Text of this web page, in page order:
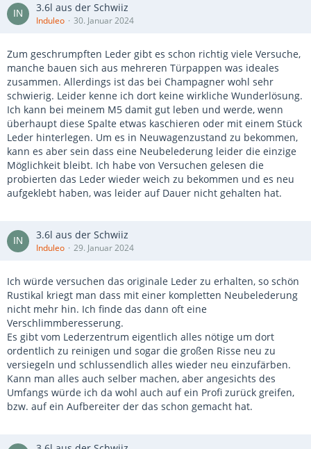
3.6l aus der Schwiiz
Induleo 30. Januar 2024
Zum geschrumpften Leder gibt es schon richtig viele Versuche,
manche bauen sich aus mehreren Türpappen was ideales
zusammen. Allerdings ist das bei Champagner wohl sehr
schwierig. Leider kenne ich dort keine wirkliche Wunderlösung.
Ich kann bei meinem M5 damit gut leben und werde, wenn
überhaupt diese Spalte etwas kaschieren oder mit einem Stück
Leder hinterlegen. Um es in Neuwagenzustand zu bekommen,
kann es aber sein dass eine Neubelederung leider die einzige
Möglichkeit bleibt. Ich habe von Versuchen gelesen die
probierten das Leder wieder weich zu bekommen und es neu
aufgeklebt haben, was leider auf Dauer nicht gehalten hat.
3.6l aus der Schwiiz
Induleo 29. Januar 2024
Ich würde versuchen das originale Leder zu erhalten, so schön
Rustikal kriegt man dass mit einer kompletten Neubelederung
nicht mehr hin. Ich finde das dann oft eine
Verschlimmberesserung.
Es gibt vom Lederzentrum eigentlich alles nötige um dort
ordentlich zu reinigen und sogar die großen Risse neu zu
versiegeln und schlussendlich alles wieder neu einzufärben.
Kann man alles auch selber machen, aber angesichts des
Umfangs würde ich da wohl auch auf ein Profi zurück greifen,
bzw. auf ein Aufbereiter der das schon gemacht hat.